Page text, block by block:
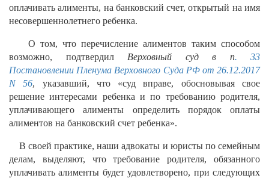
оплачивать алименты, на банковский счет, открытый на имя
несовершеннолетнего ребенка.
О том, что перечисление алиментов таким способом
возможно, подтвердил Верховный суд в п. 33
Постановлении Пленума Верховного Суда РФ от 26.12.2017
N 56, указавший, что «суд вправе, обосновывая свое
решение интересами ребенка и по требованию родителя,
уплачивающего алименты определить порядок оплаты
алиментов на банковский счет ребенка».
В своей практике, наши адвокаты и юристы по семейным
делам, выделяют, что требование родителя, обязанного
уплачивать алименты будет удовлетворено, при следующих